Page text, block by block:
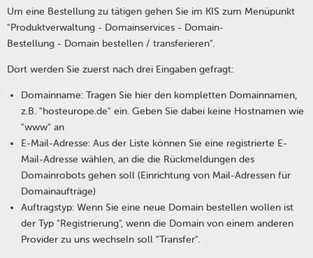
Um eine Bestellung zu tätigen gehen Sie im KIS zum Menüpunkt
"Produktverwaltung - Domainservices - Domain-
Bestellung - Domain bestellen / transferieren".
Dort werden Sie zuerst nach drei Eingaben gefragt:
Domainname: Tragen Sie hier den kompletten Domainnamen,
z.B. "hosteurope.de" ein. Geben Sie dabei keine Hostnamen wie
"www" an
E-Mail-Adresse: Aus der Liste können Sie eine registrierte E-
Mail-Adresse wählen, an die die Rückmeldungen des
Domainrobots gehen soll (Einrichtung von Mail-Adressen für
Domainaufträge)
Auftragstyp: Wenn Sie eine neue Domain bestellen wollen ist
der Typ "Registrierung", wenn die Domain von einem anderen
Provider zu uns wechseln soll "Transfer".